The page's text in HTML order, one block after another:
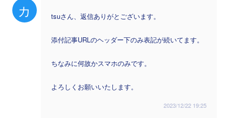
カ tsuさん、返信ありがとございます。
添付記事URLのヘッダー下のみ表記が続いてます。
ちなみに何故かスマホのみです。
よろしくお願いいたします。
2023/12/22 19:25